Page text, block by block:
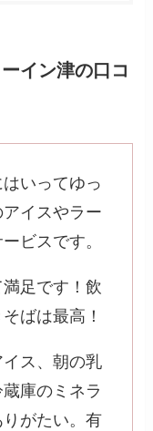
イン津の口コ
いってゆっ
イスやラー
ビスです。
足です！飲
ばは最高！
イス、朝の乳
庫のミネラ
がたい。有